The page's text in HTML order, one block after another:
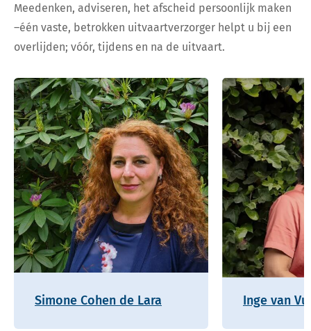
Meedenken, adviseren, het afscheid persoonlijk maken
–één vaste, betrokken uitvaartverzorger helpt u bij een
overlijden; vóór, tijdens en na de uitvaart.
Simone Cohen de Lara Inge van